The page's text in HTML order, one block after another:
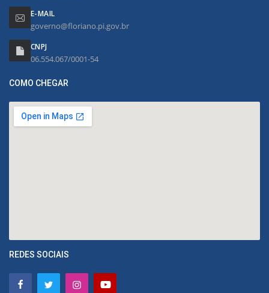
E-MAIL
governo@floriano.pi.gov.br
CNPJ
06.554.067/0001-54
COMO CHEGAR
REDES SOCIAIS